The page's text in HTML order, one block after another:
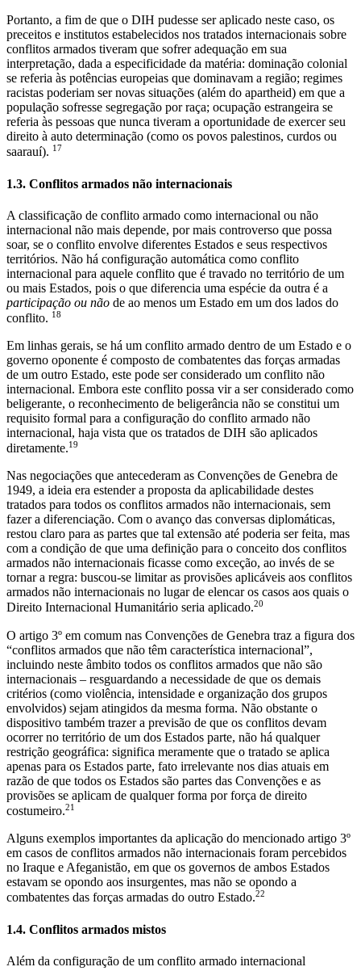
Portanto, a fim de que o DIH pudesse ser aplicado neste caso, os
preceitos e institutos estabelecidos nos tratados internacionais sobre
conflitos armados tiveram que sofrer adequação em sua
interpretação, dada a especificidade da matéria: dominação colonial
se referia às potências europeias que dominavam a região; regimes
racistas poderiam ser novas situações (além do apartheid) em que a
população sofresse segregação por raça; ocupação estrangeira se
referia às pessoas que nunca tiveram a oportunidade de exercer seu
direito à auto determinação (como os povos palestinos, curdos ou
saarauí). 17
1.3. Conflitos armados não internacionais
A classificação de conflito armado como internacional ou não
internacional não mais depende, por mais controverso que possa
soar, se o conflito envolve diferentes Estados e seus respectivos
territórios. Não há configuração automática como conflito
internacional para aquele conflito que é travado no território de um
ou mais Estados, pois o que diferencia uma espécie da outra é a
participação ou não de ao menos um Estado em um dos lados do
conflito. 18
Em linhas gerais, se há um conflito armado dentro de um Estado e o
governo oponente é composto de combatentes das forças armadas
de um outro Estado, este pode ser considerado um conflito não
internacional. Embora este conflito possa vir a ser considerado como
beligerante, o reconhecimento de beligerância não se constitui um
requisito formal para a configuração do conflito armado não
internacional, haja vista que os tratados de DIH são aplicados
diretamente.19
Nas negociações que antecederam as Convenções de Genebra de
1949, a ideia era estender a proposta da aplicabilidade destes
tratados para todos os conflitos armados não internacionais, sem
fazer a diferenciação. Com o avanço das conversas diplomáticas,
restou claro para as partes que tal extensão até poderia ser feita, mas
com a condição de que uma definição para o conceito dos conflitos
armados não internacionais ficasse como exceção, ao invés de se
tornar a regra: buscou-se limitar as provisões aplicáveis aos conflitos
armados não internacionais no lugar de elencar os casos aos quais o
Direito Internacional Humanitário seria aplicado.20
O artigo 3º em comum nas Convenções de Genebra traz a figura dos
“conflitos armados que não têm característica internacional”,
incluindo neste âmbito todos os conflitos armados que não são
internacionais – resguardando a necessidade de que os demais
critérios (como violência, intensidade e organização dos grupos
envolvidos) sejam atingidos da mesma forma. Não obstante o
dispositivo também trazer a previsão de que os conflitos devam
ocorrer no território de um dos Estados parte, não há qualquer
restrição geográfica: significa meramente que o tratado se aplica
apenas para os Estados parte, fato irrelevante nos dias atuais em
razão de que todos os Estados são partes das Convenções e as
provisões se aplicam de qualquer forma por força de direito
costumeiro.21
Alguns exemplos importantes da aplicação do mencionado artigo 3º
em casos de conflitos armados não internacionais foram percebidos
no Iraque e Afeganistão, em que os governos de ambos Estados
estavam se opondo aos insurgentes, mas não se opondo a
combatentes das forças armadas do outro Estado.22
1.4. Conflitos armados mistos
Além da configuração de um conflito armado internacional